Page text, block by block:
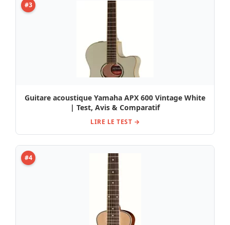
#3
Guitare acoustique Yamaha APX 600 Vintage White
| Test, Avis & Comparatif
LIRE LE TEST →
#4